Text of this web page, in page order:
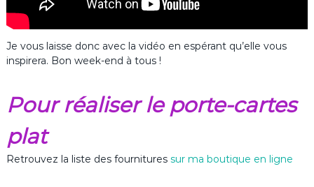
Je vous laisse donc avec la vidéo en espérant qu’elle vous
inspirera. Bon week-end à tous !
Pour réaliser le porte-cartes
plat
Retrouvez la liste des fournitures sur ma boutique en ligne